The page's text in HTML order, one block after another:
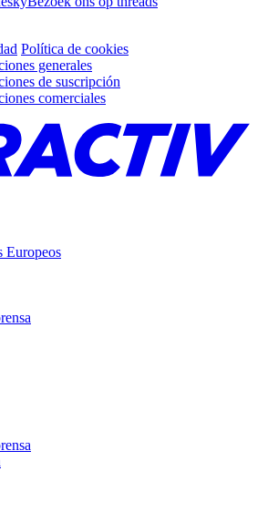
Política de cookies
generales
de suscripción
comerciales
Europeos